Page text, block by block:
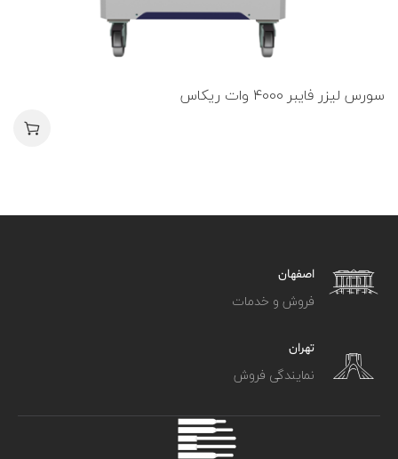
سورس لیزر فایبر 4000 وات ریکاس
اصفهان
فروش و خدمات
تهران
نمایندگی فروش